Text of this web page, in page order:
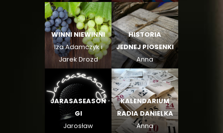
WINNI NIEWINNI
Iza Adamczyk i
Jarek Drozd
HISTORIA
JEDNEJ PIOSENKI
Anna
Kołodziejczyk
JARASASEASON
GI
Jarosław
KALENDARIUM
RADIA DANIELKA
Anna